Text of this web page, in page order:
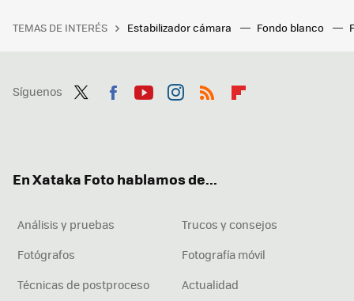
TEMAS DE INTERÉS Estabilizador cámara Fondo blanco
Síguenos
En Xataka Foto hablamos de...
Análisis y pruebas
Trucos y consejos
Fotógrafos
Fotografía móvil
Técnicas de postproceso
Actualidad